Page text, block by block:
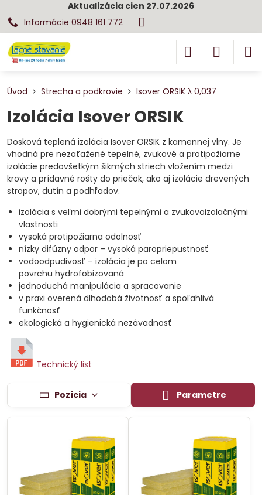
Aktualizácia cien 27.07.2026
Informácie 0948 161 772
Úvod Strecha a podkrovie Isover ORSIK λ 0,037
Izolácia Isover ORSIK
Dosková teplená izolácia Isover ORSIK z kamennej vlny. Je
vhodná pre nezaťažené tepelné, zvukové a protipožiarne
izolácie predovšetkým šikmých striech vložením medzi
krovy a prídavné rošty do priečok, ako aj izolácie drevených
stropov, dutín a podhľadov.
izolácia s veľmi dobrými tepelnými a zvukovoizolačnými
vlastnosti
vysoká protipožiarna odolnosť
nízky difúzny odpor – vysoká paropriepustnosť
vodoodpudivosť – izolácia je po celom
povrchu hydrofobizovaná
jednoduchá manipulácia a spracovanie
v praxi overená dlhodobá životnosť a spoľahlivá
funkčnosť
ekologická a hygienická nezávadnosť
Technický list
Pozícia Parametre